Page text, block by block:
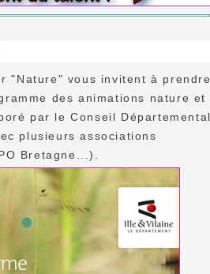
"Nature" vous invitent à
des animations nature et
par le Conseil
plusieurs associations
Bretagne...).